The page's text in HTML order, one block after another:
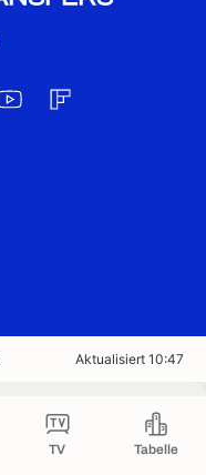
TV Tabelle
Aktualisiert 10:47